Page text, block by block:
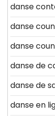
danse
danse
danse
danse de
danse de
danse en